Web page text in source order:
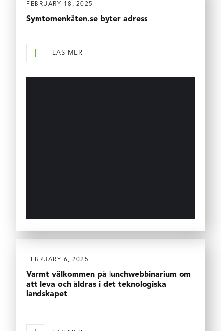
FEBRUARY 18, 2025
Symtomenkäten.se byter adress
LÄS MER
FEBRUARY 6, 2025
Varmt välkommen på lunchwebbinarium om
att leva och åldras i det teknologiska
landskapet